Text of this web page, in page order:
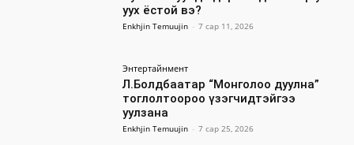
уух ёстой вэ?
Enkhjin Temuujin - 7 сар 11, 2026
Энтертайнмент
Л.Болдбаатар “Монголоо дуулна”
тоглолтоороо үзэгчидтэйгээ
уулзана
Enkhjin Temuujin - 7 сар 25, 2026